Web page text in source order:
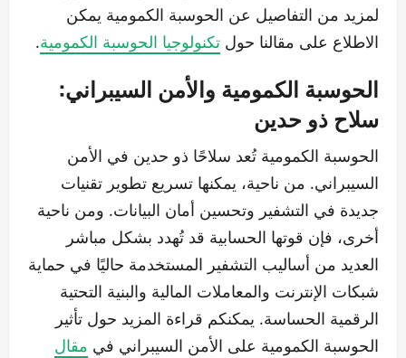
لمزيد من التفاصيل عن الحوسبة الكمومية يمكن
الاطلاع على مقالنا حول تكنولوجيا الحوسبة الكمومية.
الحوسبة الكمومية والأمن السيبراني:
سلاح ذو حدين
الحوسبة الكمومية تُعد سلاحًا ذو حدين في الأمن
السيبراني. من ناحية، يمكنها تسريع تطوير تقنيات
جديدة في التشفير وتحسين أمان البيانات. ومن ناحية
أخرى، فإن قوتها الحسابية قد تُهدد بشكل مباشر
العديد من أساليب التشفير المستخدمة حاليًا في حماية
شبكات الإنترنت والمعاملات المالية والبنية التحتية
الرقمية الحساسة. يمكنكم قراءة المزيد حول تأثير
الحوسبة الكمومية على الأمن السيبراني في مقال